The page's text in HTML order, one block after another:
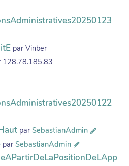
par Vinber
128.78.185.83
par SebastianAdmin
par SebastianAdmin